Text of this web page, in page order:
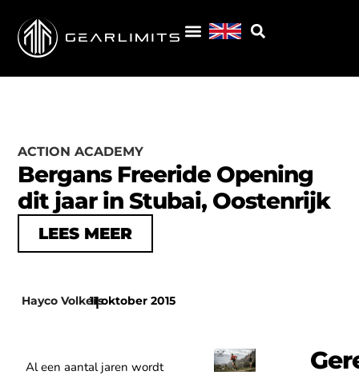
ACTION ACADEMY
Bergans Freeride Opening
dit jaar in Stubai, Oostenrijk
LEES MEER
Hayco Volkers
|
11 oktober 2015
Al een aantal jaren wordt